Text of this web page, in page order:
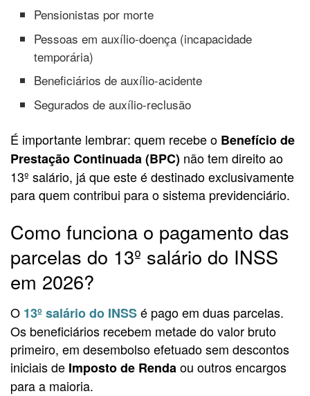
Pensionistas por morte
Pessoas em auxílio-doença (incapacidade
temporária)
Beneficiários de auxílio-acidente
Segurados de auxílio-reclusão
É importante lembrar: quem recebe o Benefício de
Prestação Continuada (BPC) não tem direito ao
13º salário, já que este é destinado exclusivamente
para quem contribui para o sistema previdenciário.
Como funciona o pagamento das
parcelas do 13º salário do INSS
em 2026?
O 13º salário do INSSé pago em duas parcelas.
Os beneficiários recebem metade do valor bruto
primeiro, em desembolso efetuado sem descontos
iniciais de Imposto de Rendaou outros encargos
para a maioria.